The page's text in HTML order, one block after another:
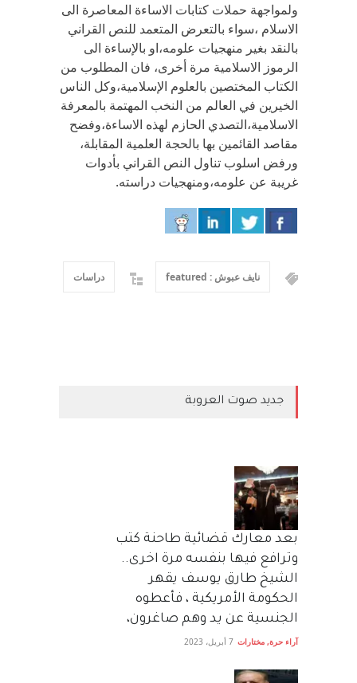
ولمواجهة حملات كتابات الاساءة المعاصرة الى
الاسلام ،سواء بالتعرض المتعمد للنص القراني
بالنقد بغير منهجيات علومه،او بالإساءة الى
الرموز الاسلامية مرة أخرى، فان المطلوب من
الكتاب المختصين بالعلوم الإسلامية،وكل الناس
الخيرين في العالم من النخب المهتمة بالمعرفة
الاسلامية،التصدي الحازم لهذه الاساءة،وفضح
مقاصد القائمين بها بالحجة العلمية المقابلة،
ورفض اسلوب تناول النص القراني بأدوات
غريبة عن علومه،ومنهجيات دراسته.
نايف عبوش : featured دراسات
جديد صوت العروبة
بعد معارك قضائية طاحنة كتب
وترافع فيها بنفسه مرة اخرى..
الشيخ طارق يوسف يقهر
الحكومة الأمريكية ، فأعطوه
الجنسية عن يد وهم صاغرون،
آراء حرة, مختارات 7 أبريل، 2023